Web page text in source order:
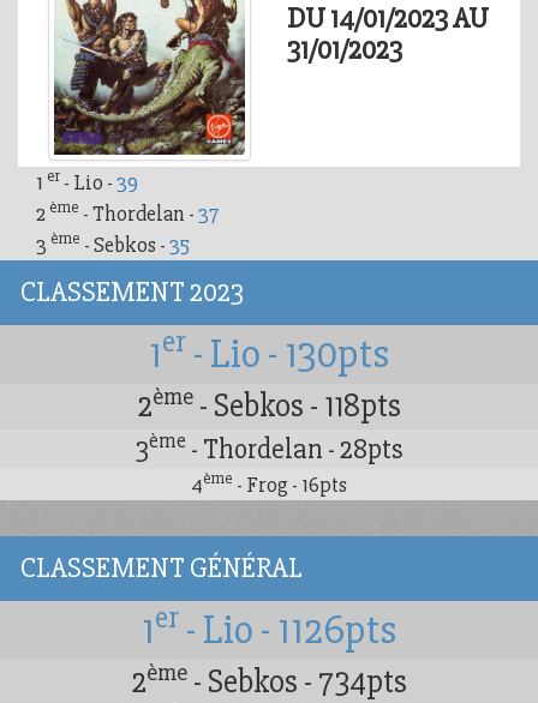
DU 14/01/2023 AU
31/01/2023
1 er - Lio -39
2 ème - Thordelan -37
3 ème - Sebkos -35
CLASSEMENT 2023
1er - Lio - 130pts
2ème - Sebkos - 118pts
3ème - Thordelan - 28pts
4ème - Frog - 16pts
CLASSEMENT GÉNÉRAL
1er - Lio - 1126pts
2ème - Sebkos - 734pts